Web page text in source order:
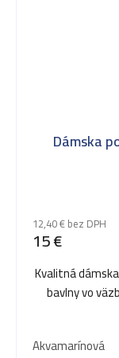
Dámska
12,40 € bez DPH
15 €
Kvalitná
bavlny vo
Akvamarínová